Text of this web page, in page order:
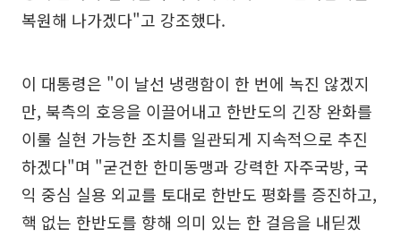
복원해 나가겠다"고 강조했다.
이 대통령은 "이 날선 냉랭함이 한 번에 녹진 않겠지
만, 북측의 호응을 이끌어내고 한반도의 긴장 완화를
이룰 실현 가능한 조치를 일관되게 지속적으로 추진
하겠다"며 "굳건한 한미동맹과 강력한 자주국방, 국
익 중심 실용 외교를 토대로 한반도 평화를 증진하고,
핵 없는 한반도를 향해 의미 있는 한 걸음을 내딛겠